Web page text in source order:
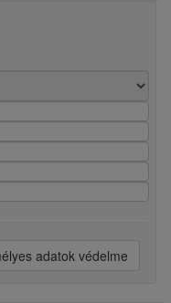
adatok védelme